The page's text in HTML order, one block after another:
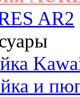
AR2
и